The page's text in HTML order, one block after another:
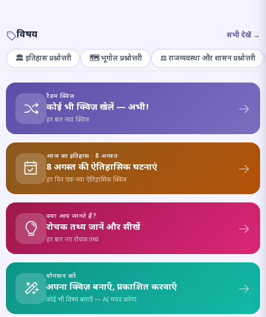
विषय सभी देखें →
🏛️ इतिहास प्रश्नोत्तरी 🗺️ भूगोल प्रश्नोत्तरी ⚖️ राजव्यवस्था और शासन प्रश्नोत्तरी
रैंडम क्विज़
कोई भी क्विज़ खेलें — अभी!
हर बार नया क्विज़
आज का इतिहास · 8 अगस्त
8 अगस्त की ऐतिहासिक घटनाएं
हर दिन एक नया ऐतिहासिक क्विज़
क्या आप जानते हैं?
रोचक तथ्य जानें और सीखें
हर बार नए रोचक तथ्य
योगदान करें
अपना क्विज़ बनाएँ, प्रकाशित करवाएँ
कोई भी विषय बताएँ — AI मदद करेगा